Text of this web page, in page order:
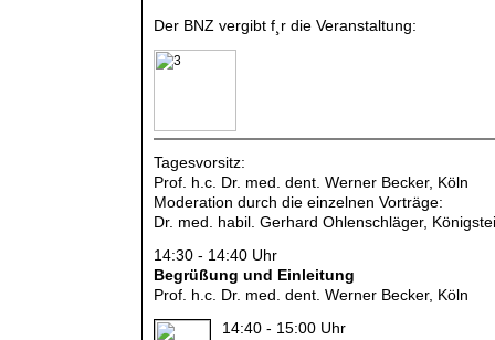
Der BNZ vergibt f¸r die Veranstaltung:
Tagesvorsitz:
Prof. h.c. Dr. med. dent. Werner Becker, Köln
Moderation durch die einzelnen Vorträge:
Dr. med. habil. Gerhard Ohlenschläger,
14:30 - 14:40 Uhr
Begrüßung und Einleitung
Prof. h.c. Dr. med. dent. Werner Becker, Köln
14:40 - 15:00 Uhr